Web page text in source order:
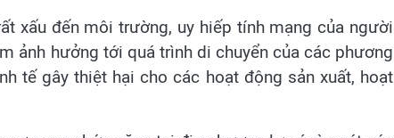
xấu đến môi trường, uy hiếp tính mạng của người
ảnh hưởng tới quá trình di chuyển của các phương
tế gây thiệt hại cho các hoạt động sản xuất, hoạt